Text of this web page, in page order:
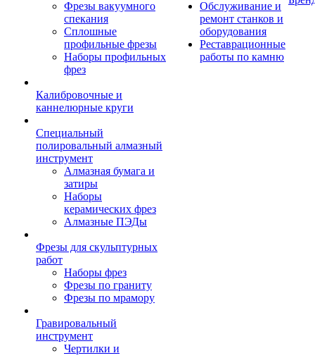
Фрезы вакуумного
спекания
Сплошные
профильные фрезы
Наборы профильных
фрез
Калибровочные и
каннелюрные круги
Специальный
полировальный алмазный
инструмент
Алмазная бумага и
затиры
Наборы
керамических фрез
Алмазные ПЭДы
Фрезы для скульптурных
работ
Наборы фрез
Фрезы по граниту
Фрезы по мрамору
Гравировальный
инструмент
Чертилки и
Обслуживание и
ремонт станков и
оборудования
Реставрационные
работы по камню